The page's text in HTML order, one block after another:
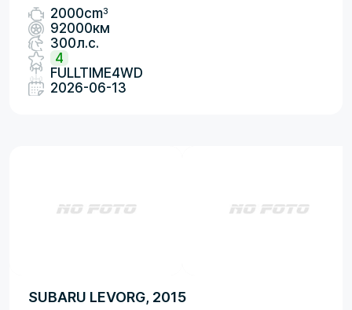
2000cm3
92000км
300л.с.
4
FULLTIME4WD
2026-06-13
SUBARU LEVORG, 2015